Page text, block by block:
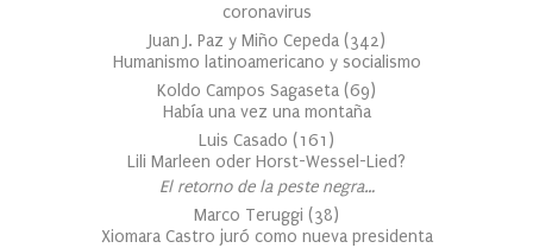
coronavirus
Juan J. Paz y Miño Cepeda (342)
Humanismo latinoamericano y socialismo
Koldo Campos Sagaseta (69)
Había una vez una montaña
Luis Casado (161 )
Lili Marleen oder Horst-Wessel-Lied?
El retorno de la peste negra…
Marco Teruggi (38)
Xiomara Castro juró como nueva presidenta